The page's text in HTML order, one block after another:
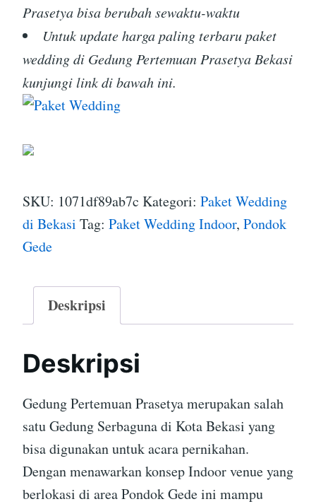
Prasetya bisa berubah sewaktu-waktu
Untuk update harga paling terbaru paket
wedding di Gedung Pertemuan Prasetya Bekasi
kunjungi link di bawah ini.
SKU: 1071df89ab7c Kategori: Paket Wedding
di Bekasi Tag: Paket Wedding Indoor, Pondok
Gede
Deskripsi
Deskripsi
Gedung Pertemuan Prasetya merupakan salah
satu Gedung Serbaguna di Kota Bekasi yang
bisa digunakan untuk acara pernikahan.
Dengan menawarkan konsep Indoor venue yang
berlokasi di area Pondok Gede ini mampu